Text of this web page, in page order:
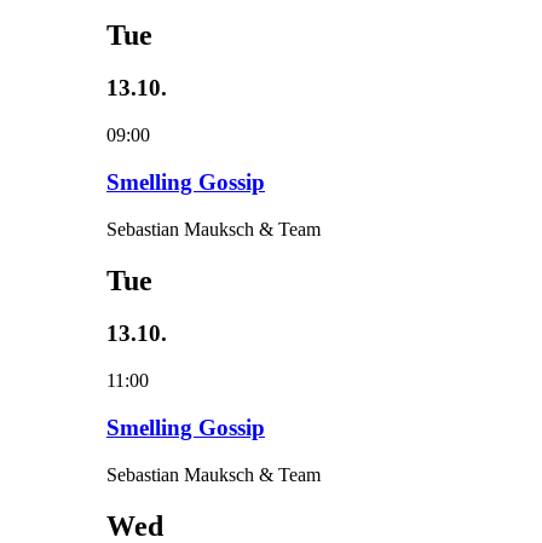
Tue
13.10.
09:00
Smelling Gossip
Sebastian Mauksch & Team
Tue
13.10.
11:00
Smelling Gossip
Sebastian Mauksch & Team
Wed